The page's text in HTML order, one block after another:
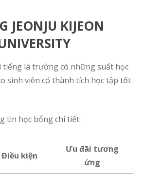
JEONJU KIJEON
tiếng là trường có những suất học
sinh viên có thành tích học tập tốt
tin học bổng chi tiết:
Điều kiện
Ưu đãi tương
ứng